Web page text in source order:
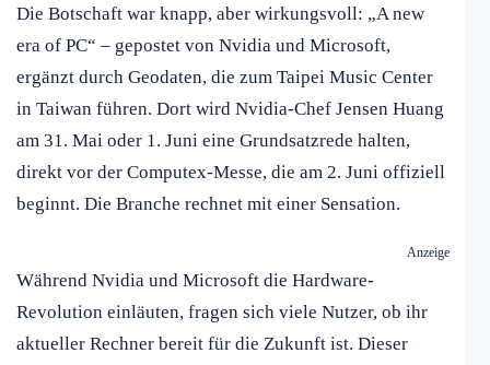
Die Botschaft war knapp, aber wirkungsvoll: „A new
era of PC“ – gepostet von Nvidia und Microsoft,
ergänzt durch Geodaten, die zum Taipei Music Center
in Taiwan führen. Dort wird Nvidia-Chef Jensen Huang
am 31. Mai oder 1. Juni eine Grundsatzrede halten,
direkt vor der Computex-Messe, die am 2. Juni offiziell
beginnt. Die Branche rechnet mit einer Sensation.
Anzeige
Während Nvidia und Microsoft die Hardware-
Revolution einläuten, fragen sich viele Nutzer, ob ihr
aktueller Rechner bereit für die Zukunft ist. Dieser